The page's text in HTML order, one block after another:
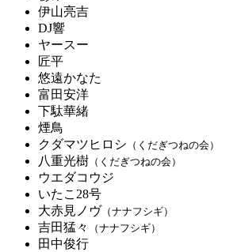
伊山亮吉
DJ響
ヤースー
匠平
悠遠かなた
富田安洋
下駄華緒
煙鳥
クダマツヒロシ （くだぎつねの会）
八重光樹 （くだぎつねの会）
ウエダコウジ
いたこ28号
大赤見ノヴ （ナナフシギ）
吉田猛々 （ナナフシギ）
田中俊行